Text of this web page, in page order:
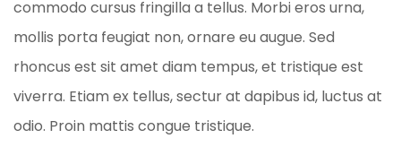
commodo cursus fringilla a tellus. Morbi eros urna,
mollis porta feugiat non, ornare eu augue. Sed
rhoncus est sit amet diam tempus, et tristique est
viverra. Etiam ex tellus, sectur at dapibus id, luctus at
odio. Proin mattis congue tristique.